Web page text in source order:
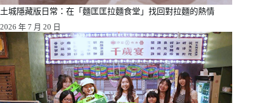
土城隱藏版日常：在「麵匡匡拉麵食堂」找回對拉麵的熱情
2026 年 7 月 20 日